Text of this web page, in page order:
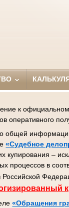
к
оперативного
общей информации
«Судебное
купирования –
процессов в
Российской
«Обращения